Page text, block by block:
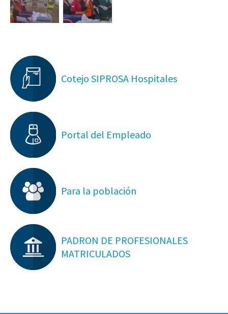
Cotejo SIPROSA Hospitales
Portal del Empleado
Para la población
PADRON DE PROFESIONALES
MATRICULADOS